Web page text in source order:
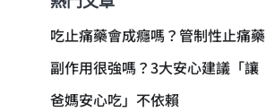
吃止痛藥會成癮嗎？管制性止痛藥
副作用很強嗎？3大安心建議「讓
爸媽安心吃」不依賴